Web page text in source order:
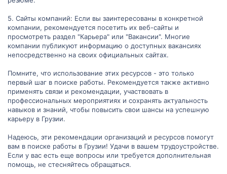
5. Сайты компаний: Если вы заинтересованы в конкретной
компании, рекомендуется посетить их веб-сайты и
просмотреть раздел "Карьера" или "Вакансии". Многие
компании публикуют информацию о доступных вакансиях
непосредственно на своих официальных сайтах.
Помните, что использование этих ресурсов - это только
первый шаг в поиске работы. Рекомендуется также активно
применять связи и рекомендации, участвовать в
профессиональных мероприятиях и сохранять актуальность
навыков и знаний, чтобы повысить свои шансы на успешную
карьеру в Грузии.
Надеюсь, эти рекомендации организаций и ресурсов помогут
вам в поиске работы в Грузии! Удачи в вашем трудоустройстве.
Если у вас есть еще вопросы или требуется дополнительная
помощь, не стесняйтесь обращаться.